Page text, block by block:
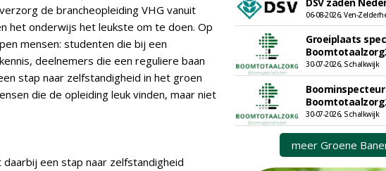
de brancheopleiding VHG vanuit
het onderwijs het leukste om te doen. Op
mensen: studenten die bij een
deelnemers die een reguliere baan
stap naar zelfstandigheid in het groen
die de opleiding leuk vinden, maar niet
een stap naar zelfstandigheid
06-08-2026, Ven-
Groeiplaats
30-07-2026, Schalkwijk
30-07-2026, Schalkwijk
meer Groene